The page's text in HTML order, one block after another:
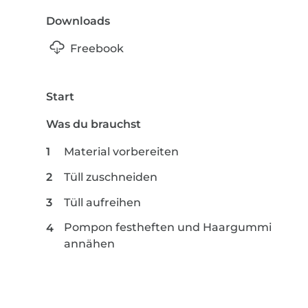
Downloads
Freebook
Start
Was du brauchst
Material vorbereiten
Tüll zuschneiden
Tüll aufreihen
Pompon festheften und Haargummi
annähen